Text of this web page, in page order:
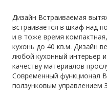
Дизайн Встраиваемая
встраивается в шкаф над
и в тоже время
кухонь до 40 кв.м. Дизайн
любой кухонный интерьер
качеству материалов
Современный функционал
ползунковым управлением